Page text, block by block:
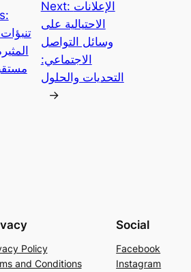
Next: الإعلانات
الاحتيالية على
وسائل التواصل
الاجتماعي:
التحديات والحلول
→
Policy
and Conditions
Social
Facebook
Instagram